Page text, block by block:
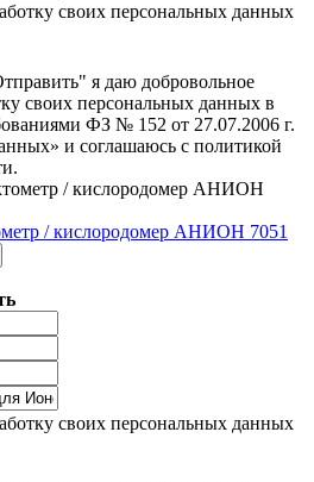
своих персональных данных
я даю добровольное
своих персональных данных в
ФЗ № 152 от 27.07.2006 г.
и соглашаюсь с политикой
/ кислородомер АНИОН 7051
своих персональных данных